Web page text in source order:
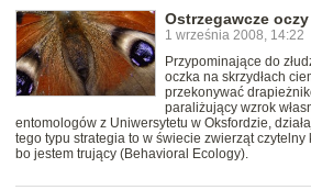
Ostrzegawcze oczy
1 września 2008, 14:22
Przypominające do
oczka na skrzydłach
przekonywać
paraliżujący wzrok
entomologów z Uniwersytetu w Oksfordzie,
tego typu strategia to w świecie zwierząt czytelny
bo jestem trujący (Behavioral Ecology).